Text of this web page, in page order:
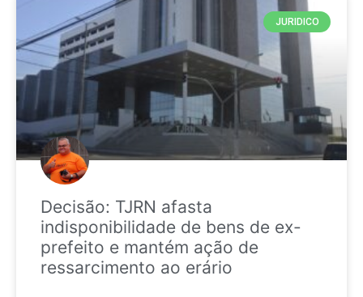
JURIDICO
Decisão: TJRN afasta
indisponibilidade de bens de ex-
prefeito e mantém ação de
ressarcimento ao erário